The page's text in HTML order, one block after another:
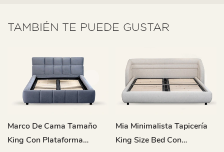
TAMBIÉN TE PUEDE GUSTAR
Marco De Cama Tamaño
King Con Plataforma
Mia Minimalista Tapicería
King Size Bed Con